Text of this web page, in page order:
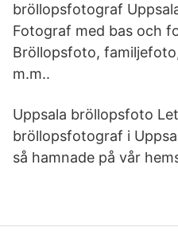
bröllopsfotograf
Fotograf med bas och
Bröllopsfoto,
m.m..
Uppsala bröllopsfoto
bröllopsfotograf i
så hamnade på vår